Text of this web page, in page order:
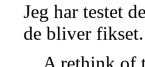
Jeg har testet
de bliver fikset.
A rethink of